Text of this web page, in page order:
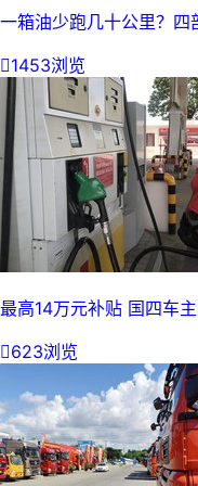
一箱油少跑几十公里？
1453浏览
最高14万元补贴 国四车
623浏览